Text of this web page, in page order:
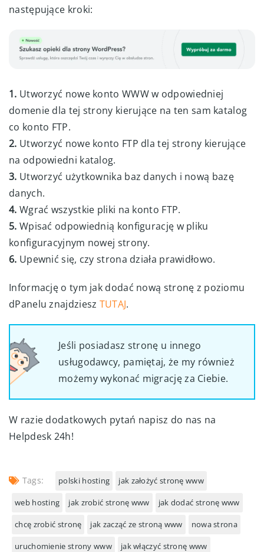
następujące kroki:
1. Utworzyć nowe konto WWW w odpowiedniej
domenie dla tej strony kierujące na ten sam katalog
co konto FTP.
2. Utworzyć nowe konto FTP dla tej strony kierujące
na odpowiedni katalog.
3. Utworzyć użytkownika baz danych i nową bazę
danych.
4. Wgrać wszystkie pliki na konto FTP.
5. Wpisać odpowiednią konfigurację w pliku
konfiguracyjnym nowej strony.
6. Upewnić się, czy strona działa prawidłowo.
Informację o tym jak dodać nową stronę z poziomu
dPanelu znajdziesz TUTAJ.
Jeśli posiadasz stronę u innego
usługodawcy, pamiętaj, że my również
możemy wykonać migrację za Ciebie.
W razie dodatkowych pytań napisz do nas na
Helpdesk 24h!
Tags: polski hosting jak założyć stronę www
web hosting jak zrobić stronę www jak dodać stronę www
chcę zrobić stronę jak zacząć ze stroną www nowa strona
uruchomienie strony www jak włączyć stronę www